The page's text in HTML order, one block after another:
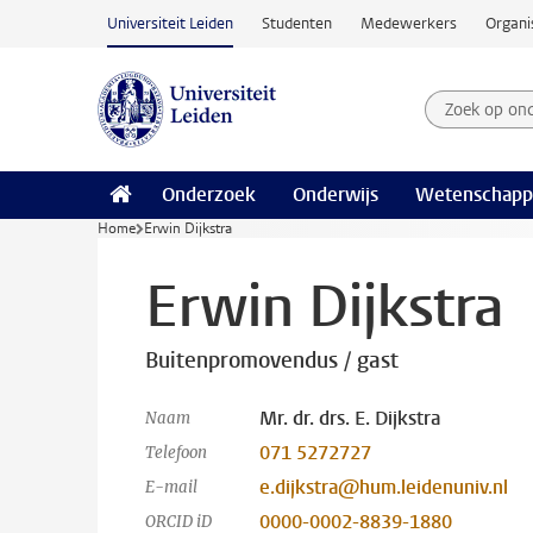
Ga naar hoofdinhoud
Universiteit Leiden Studenten Medewerkers
Zoek op
Zoekterm
Onderzoek Onderwijs
Home Erwin Dijkstra
Erwin Dijkstra
Buitenpromovendus / gast
Naam Mr. dr. drs. E. Dijkstra
Telefoon 071 5272727
E-mail e.dijkstra@hum.leidenuniv.nl
ORCID iD 0000-0002-8839-1880